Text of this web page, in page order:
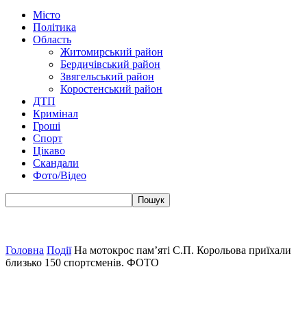
Місто
Політика
Область
Житомирський район
Бердичівський район
Звягельський район
Коростенський район
ДТП
Кримінал
Гроші
Спорт
Цікаво
Скандали
Фото/Відео
Головна Події На мотокрос пам’яті С.П. Корольова приїхали
близько 150 спортсменів. ФОТО